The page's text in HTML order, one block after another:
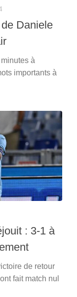
Daniele
à
importants à
: 3-1 à
de retour
fait match nul